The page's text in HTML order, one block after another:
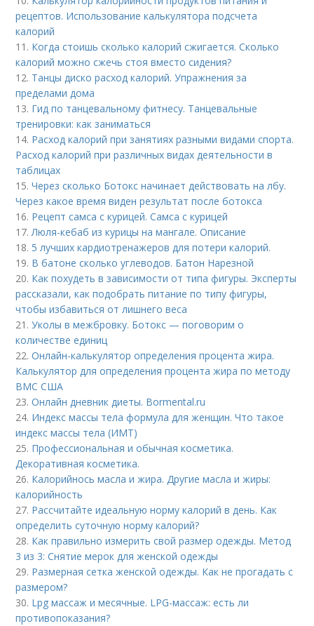
рецептов. Использование калькулятора подсчета
калорий
11. Когда стоишь сколько калорий сжигается. Сколько
калорий можно сжечь стоя вместо сидения?
12. Танцы диско расход калорий. Упражнения за
пределами дома
13. Гид по танцевальному фитнесу. Танцевальные
тренировки: как заниматься
14. Расход калорий при занятиях разными видами спорта.
Расход калорий при различных видах деятельности в
таблицах
15.Через сколько Ботокс начинает действовать на лбу.
Через какое время виден результат после ботокса
16. Рецепт самса с курицей. Самса с курицей
17.Люля-кебаб из курицы на мангале. Описание
18. 5 лучших кардиотренажеров для потери калорий.
19. В батоне сколько углеводов. Батон Нарезной
20. Как похудеть в зависимости от типа фигуры. Эксперты
рассказали, как подобрать питание по типу фигуры,
чтобы избавиться от лишнего веса
21.Уколы в межбровку. Ботокс — поговорим о
количестве единиц
22.Онлайн-калькулятор определения процента жира.
Калькулятор для определения процента жира по методу
ВМС США
23.Онлайн дневник диеты. Bormental.ru
24. Индекс массы тела формула для женщин. Что такое
индекс массы тела (ИМТ)
25. Профессиональная и обычная косметика.
Декоративная косметика.
26. Калорийнось масла и жира. Другие масла и жиры:
калорийность
27. Рассчитайте идеальную норму калорий в день. Как
определить суточную норму калорий?
28. Как правильно измерить свой размер одежды. Метод
3 из 3: Снятие мерок для женской одежды
29. Размерная сетка женской одежды. Как не прогадать с
размером?
30. Lpg массаж и месячные. LPG-массаж: есть ли
противопоказания?